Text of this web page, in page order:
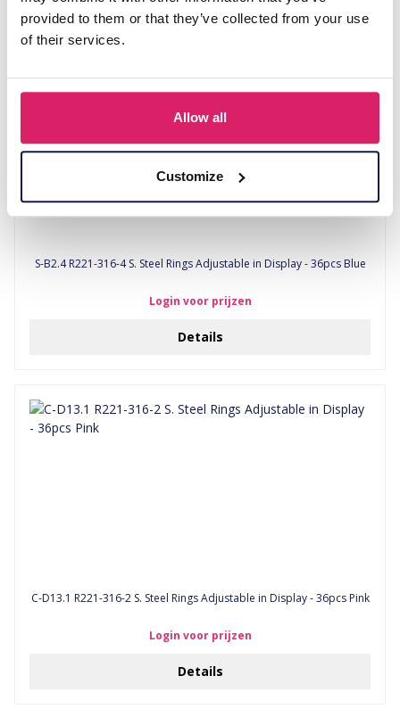
provided to them or that they’ve collected from your use
of their services.
Allow all
Customize
S-B2.4 R221-316-4 S. Steel Rings Adjustable in Display - 36pcs Blue
Login voor prijzen
Details
C-D13.1 R221-316-2 S. Steel Rings Adjustable in Display - 36pcs Pink
Login voor prijzen
Details